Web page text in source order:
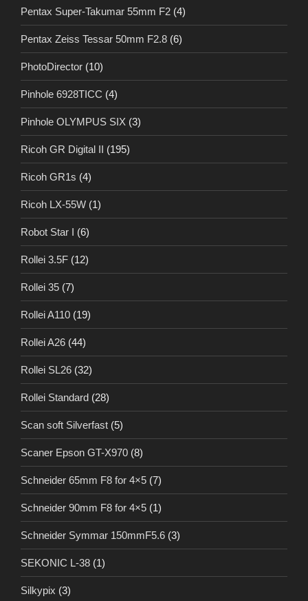
Pentax Super-Takumar 55mm F2 (4)
Pentax Zeiss Tessar 50mm F2.8 (6)
PhotoDirector (10)
Pinhole 6928TICC (4)
Pinhole OLYMPUS SIX (3)
Ricoh GR Digital II (195)
Ricoh GR1s (4)
Ricoh LX-55W (1)
Robot Star I (6)
Rollei 3.5F (12)
Rollei 35 (7)
Rollei A110 (19)
Rollei A26 (44)
Rollei SL26 (32)
Rollei Standard (28)
Scan soft Silverfast (5)
Scaner Epson GT-X970 (8)
Schneider 65mm F8 for 4×5 (7)
Schneider 90mm F8 for 4×5 (1)
Schneider Symmar 150mmF5.6 (3)
SEKONIC L-38 (1)
Silkypix (3)